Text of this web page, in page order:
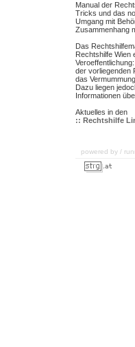
Manual der
Tricks und das
Umgang mit
Zusammenhang
Das
Rechtshilfe Wien
der vorliegenden
das
Dazu liegen
Informationen
Aktuelles in den
:: Rechtshilfe
powered by /